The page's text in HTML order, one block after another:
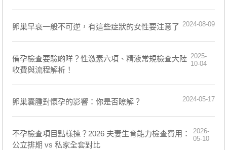
卵巢早衰一般不可逆，有這些症狀的女性要注意了 2024-08-09
備孕檢查要驗啲咩？性激素六項、精液常規檢查大陸
收費與流程解析！
2025-
10-04
卵巢囊腫對懷孕的影響：你是否瞭解？ 2024-05-17
不孕檢查項目點樣揀？2026 夫妻生育能力檢查費用：
公立排期 vs 私家全套對比
2026-
05-10